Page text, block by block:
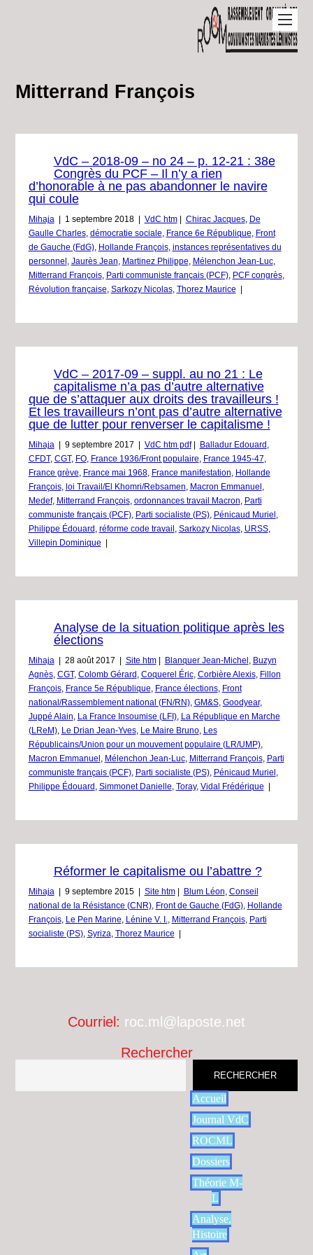
Mitterrand François
VdC – 2018-09 – no 24 – p. 12-21 : 38e
Congrès du PCF – Il n’y a rien
d’honorable à ne pas abandonner le navire
qui coule
Mihaja 1 septembre 2018 VdC htm Chirac Jacques,
De
Gaulle Charles, démocratie sociale France 6e République
Front
de Gauche (FdG), Hollande François, instances représentatives du
personnel
Jaurès Jean Martinez Philippe Mélenchon Jean-Luc,
Mitterrand François, Parti communiste français (PCF), PCF congrès,
Révolution française Sarkozy Nicolas, Thorez Maurice
VdC – 2017-09 – suppl. au no 21 : Le
capitalisme n’a pas d’autre alternative
que de s’attaquer aux droits des travailleurs !
Et les travailleurs n’ont pas d’autre alternative
que de lutter pour renverser le capitalisme !
Mihaja 9 septembre 2017 VdC htm pdf Balladur Edouard
CFDT, CGT, FO, France 1936/Front populaire France 1945-47
France grève
France mai 1968, France manifestation
Hollande
François, loi Travail/El Khomri/Rebsamen Macron Emmanuel
Medef, Mitterrand François, ordonnances travail Macron
Parti
communiste français (PCF), Parti socialiste (PS), Pénicaud Muriel
Philippe Édouard
réforme code travail Sarkozy Nicolas, URSS,
Villepin Dominique
Analyse de la situation politique après les
élections
Mihaja 28 août 2017 Site htm Blanquer Jean-Michel
Buzyn
Agnès, CGT, Colomb Gérard Coquerel Éric, Corbière Alexis,
Fillon
François, France 5e République France élections,
Front
national/Rassemblement national (FN/RN), GM&S, Goodyear,
Juppé Alain
La France Insoumise (LFI),
La République en Marche
(LReM), Le Drian Jean-Yves, Le Maire Bruno,
Les
Républicains/Union pour un mouvement populaire (LR/UMP),
Macron Emmanuel
Mélenchon Jean-Luc, Mitterrand François,
Parti
communiste français (PCF), Parti socialiste (PS), Pénicaud Muriel
Philippe Édouard
Simmonet Danielle Toray, Vidal Frédérique
Réformer le capitalisme ou l’abattre ?
Mihaja 9 septembre 2015 Site htm Blum Léon Conseil
national de la Résistance (CNR), Front de Gauche (FdG),
Hollande
François, Le Pen Marine Lénine V. I. Mitterrand François,
Parti
socialiste (PS), Syriza Thorez Maurice
Courriel: roc.ml@laposte.net
Rechercher
RECHERCHER
Accueil
Journal VdC
ROCML
Dossiers
Théorie M-
L
Analyse,
Histoire